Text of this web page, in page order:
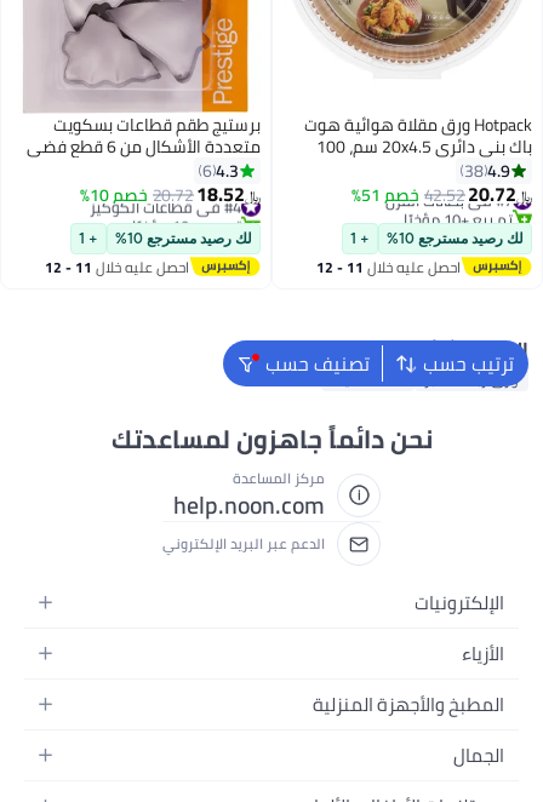
Hotpack ورق مقلاة هوائية هوت
باك بني دائري 20x4.5 سم، 100
قطعة
4.9
38
﷼‏20.72
42.52خصم 51% #7 في بطانات الفرن
تم بيع +10 مؤخرًا
#7 في بطانات الفرن
لك رصيد مسترجع 10% + 1
احصل عليه خلال 11 - 12
برستيج طقم قطاعات بسكويت
متعددة الأشكال من 6 قطع فضي
2.2x18.4x12.6سم
4.3
6
﷼‏18.52
20.72خصم 10% #4 في قطاعات الكوكيز
تم بيع +10 مؤخرًا
#4 في قطاعات الكوكيز
لك رصيد مسترجع 10% + 1
احصل عليه خلال 11 - 12
ترتيب حسب تصنيف حسب البحث الشائع
ورق زبدة للخبز خفاقة كيك
نحن دائماً جاهزون لمساعدتك
مركز المساعدة
help.noon.com
الدعم عبر البريد الإلكتروني
الإلكترونيات
الجوالات
اللابتوبات
الأجهزة المنزلية
الأزياء
أزياء نسائية
أزياء البنات
المطبخ والأجهزة المنزلية
الحمام
الجمال